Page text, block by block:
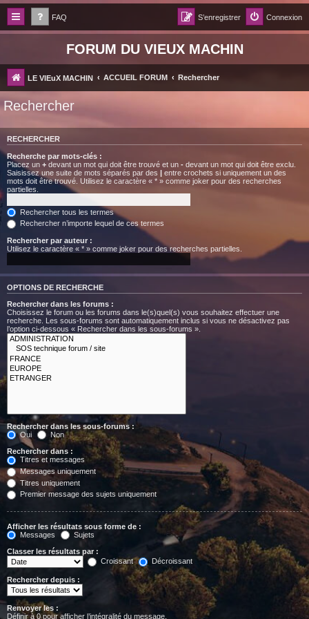
FAQ Connexion
S’enregistrer
FORUM DU VIEUX MACHIN
LE VIEuX MACHIN ACCUEIL FORUM Rechercher
Rechercher
RECHERCHER
Recherche par mots-clés :
Placez un + devant un mot qui doit être trouvé et un - devant un mot qui doit être exclu.
Saisissez une suite de mots séparés par des | entre crochets si uniquement un des
mots doit être trouvé. Utilisez le caractère « * » comme joker pour des recherches
partielles.
Rechercher tous les termes
Rechercher n’importe lequel de ces termes
Rechercher par auteur :
Utilisez le caractère « * » comme joker pour des recherches partielles.
OPTIONS DE RECHERCHE
Rechercher dans les forums :
Choisissez le forum ou les forums dans le(s)quel(s) vous souhaitez effectuer une
recherche. Les sous-forums sont automatiquement inclus si vous ne désactivez pas
l’option ci-dessous « Rechercher dans les sous-forums ».
Rechercher dans les sous-forums :
Oui
Non
Rechercher dans :
Titres et messages
Messages uniquement
Titres uniquement
Premier message des sujets uniquement
Afficher les résultats sous forme de :
Messages
Sujets
Classer les résultats par :
Croissant
Décroissant
Rechercher depuis :
Renvoyer les :
Définir à 0 pour afficher l’intégralité du message.